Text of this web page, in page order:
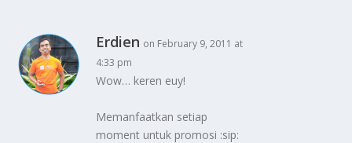
Erdien on February 9, 2011 at
4:33 pm
Wow… keren euy!
Memanfaatkan setiap
moment untuk promosi :sip: